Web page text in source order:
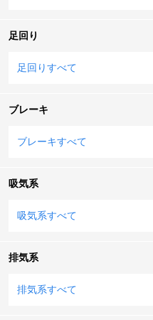
足回り
足回りすべて
ブレーキ
ブレーキすべて
吸気系
吸気系すべて
排気系
排気系すべて